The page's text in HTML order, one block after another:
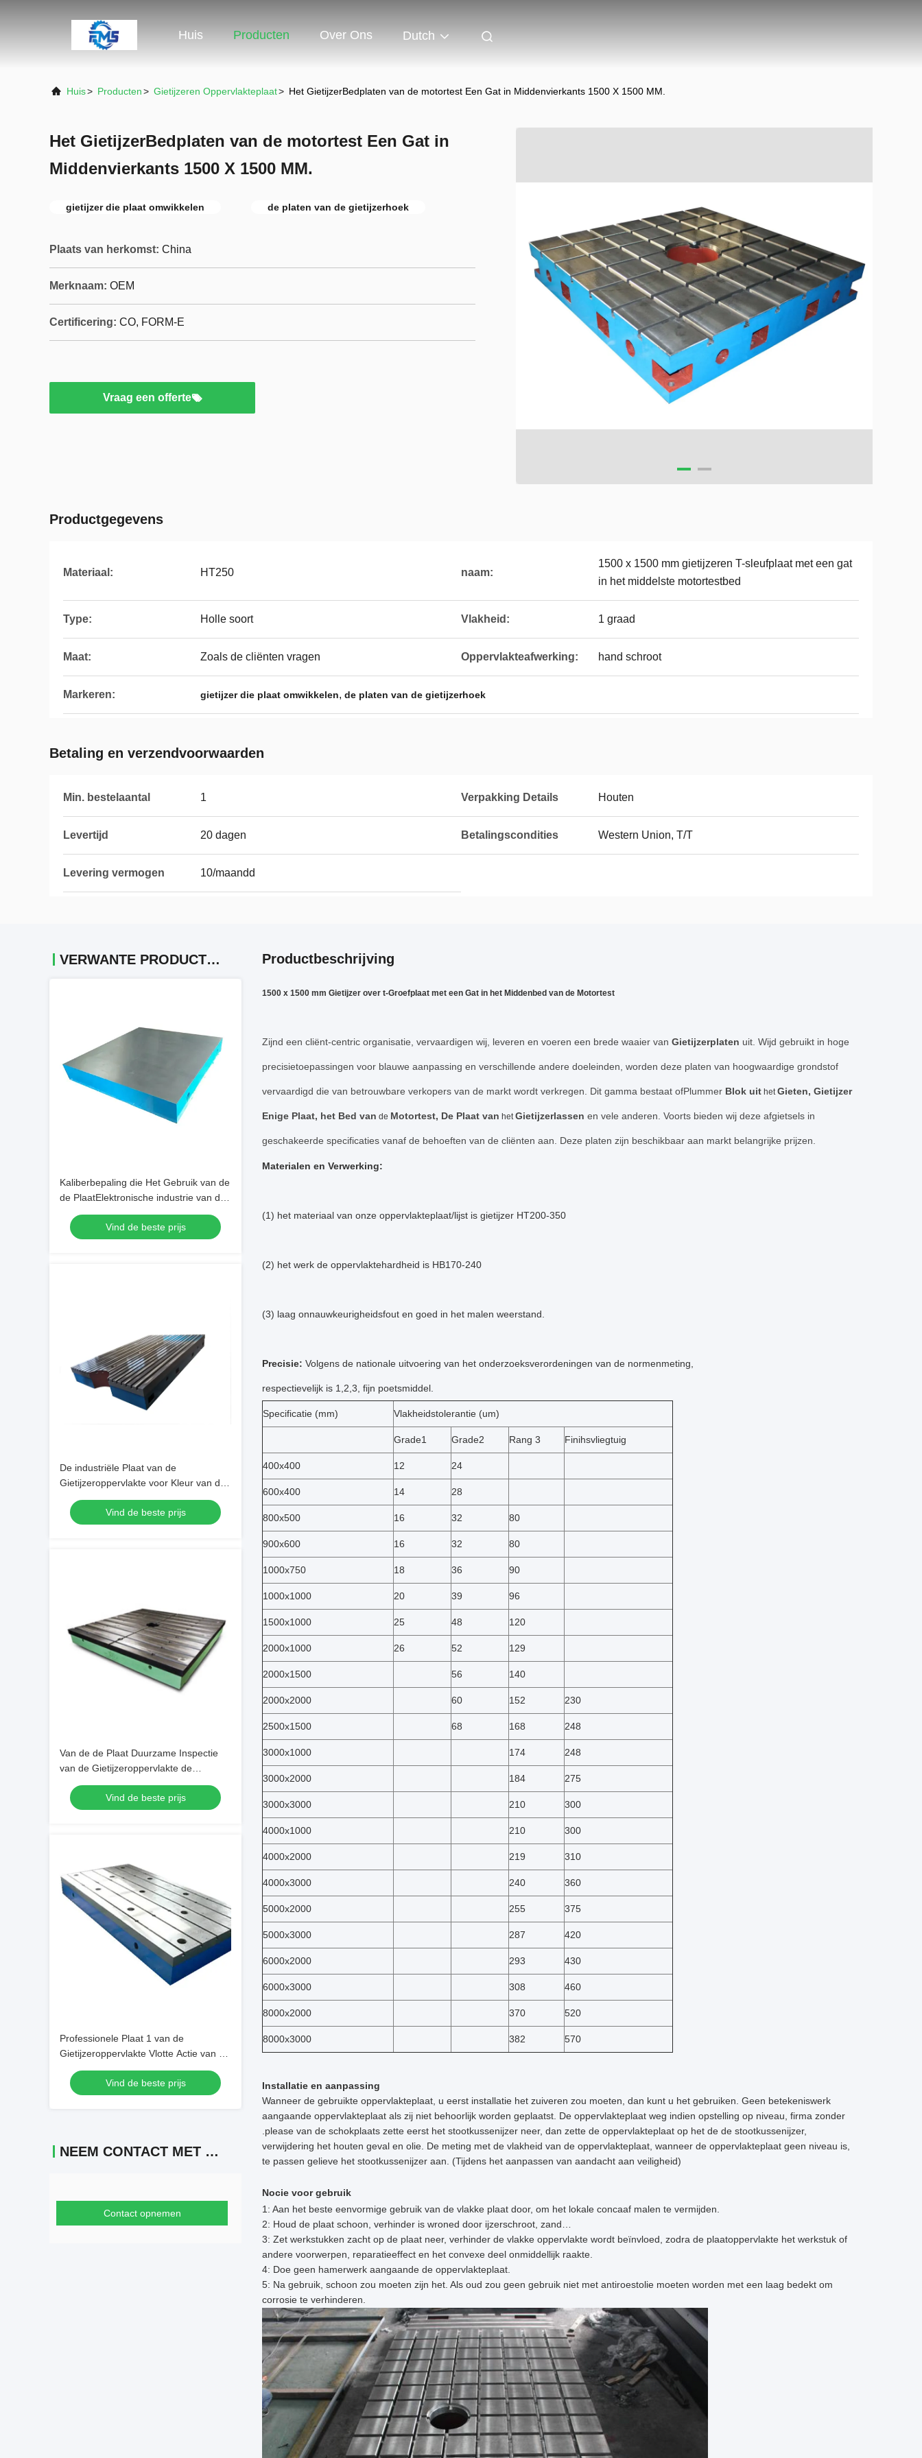
Huis Producten Over Ons Dutch
Huis> Producten> Gietijzeren Oppervlakteplaat> Het GietijzerBedplaten van de motortest Een Gat in Middenvierkants 1500 X 1500 MM.
Het GietijzerBedplaten van de motortest Een Gat in
Middenvierkants 1500 X 1500 MM.
gietijzer die plaat omwikkelen de platen van de gietijzerhoek
Plaats van herkomst: China
Merknaam: OEM
Certificering: CO, FORM-E
Vraag een offerte
Productgegevens
Materiaal: HT250 naam:
1500 x 1500 mm gietijzeren T-sleufplaat met een gat
in het middelste motortestbed
Type: Holle soort Vlakheid: 1 graad
Maat: Zoals de cliënten vragen Oppervlakteafwerking: hand schroot
Markeren: gietijzer die plaat omwikkelen, de platen van de gietijzerhoek
Betaling en verzendvoorwaarden
Min. bestelaantal 1 Verpakking Details Houten
Levertijd 20 dagen Betalingscondities Western Union, T/T
Levering vermogen 10/maandd
VERWANTE PRODUCTEN
Kaliberbepaling die Het Gebruik van de
de PlaatElektronische industrie van de
Gietijzeroppervlakte machinaal
bewerken
Vind de beste prijs
De industriële Plaat van de
Gietijzeroppervlakte voor Kleur van de
het Bed de Aangepaste Vorm van de
Motortest
Vind de beste prijs
Van de de Plaat Duurzame Inspectie
van de Gietijzeroppervlakte de
Oppervlakteplaten met hoge weerstand
Vind de beste prijs
Professionele Plaat 1 van de
Gietijzeroppervlakte Vlotte Actie van de
Rang de Hoge Vlakheid
Vind de beste prijs
NEEM CONTACT MET ONS OP
Contact opnemen
Productbeschrijving
1500 x 1500 mm Gietijzer over t-Groefplaat met een Gat in het Middenbed van de Motortest
Zijnd een cliënt-centric organisatie, vervaardigen wij, leveren en voeren een brede waaier van Gietijzerplaten uit. Wijd gebruikt in hoge
precisietoepassingen voor blauwe aanpassing en verschillende andere doeleinden, worden deze platen van hoogwaardige grondstof
vervaardigd die van betrouwbare verkopers van de markt wordt verkregen. Dit gamma bestaat ofPlummer Blok uit hetGieten, Gietijzer
Enige Plaat, het Bed van de Motortest, De Plaat van hetGietijzerlassen en vele anderen. Voorts bieden wij deze afgietsels in
geschakeerde specificaties vanaf de behoeften van de cliënten aan. Deze platen zijn beschikbaar aan markt belangrijke prijzen.
Materialen en Verwerking:
(1) het materiaal van onze oppervlakteplaat/lijst is gietijzer HT200-350
(2) het werk de oppervlaktehardheid is HB170-240
(3) laag onnauwkeurigheidsfout en goed in het malen weerstand.
Precisie: Volgens de nationale uitvoering van het onderzoeksverordeningen van de normenmeting,
respectievelijk is 1,2,3, fijn poetsmiddel.
Specificatie (mm) Vlakheidstolerantie (um)
Grade1 Grade2 Rang 3 Finihsvliegtuig
400x400 12 24
600x400 14 28
800x500 16 32 80
900x600 16 32 80
1000x750 18 36 90
1000x1000 20 39 96
1500x1000 25 48 120
2000x1000 26 52 129
2000x1500 56 140
2000x2000 60 152 230
2500x1500 68 168 248
3000x1000 174 248
3000x2000 184 275
3000x3000 210 300
4000x1000 210 300
4000x2000 219 310
4000x3000 240 360
5000x2000 255 375
5000x3000 287 420
6000x2000 293 430
6000x3000 308 460
8000x2000 370 520
8000x3000 382 570
Installatie en aanpassing
Wanneer de gebruikte oppervlakteplaat, u eerst installatie het zuiveren zou moeten, dan kunt u het gebruiken. Geen betekeniswerk
aangaande oppervlakteplaat als zij niet behoorlijk worden geplaatst. De oppervlakteplaat weg indien opstelling op niveau, firma zonder
.please van de schokplaats zette eerst het stootkussenijzer neer, dan zette de oppervlakteplaat op het de de stootkussenijzer,
verwijdering het houten geval en olie. De meting met de vlakheid van de oppervlakteplaat, wanneer de oppervlakteplaat geen niveau is,
te passen gelieve het stootkussenijzer aan. (Tijdens het aanpassen van aandacht aan veiligheid)
Nocie voor gebruik
1: Aan het beste eenvormige gebruik van de vlakke plaat door, om het lokale concaaf malen te vermijden.
2: Houd de plaat schoon, verhinder is wroned door ijzerschroot, zand…
3: Zet werkstukken zacht op de plaat neer, verhinder de vlakke oppervlakte wordt beïnvloed, zodra de plaatoppervlakte het werkstuk of
andere voorwerpen, reparatieeffect en het convexe deel onmiddellijk raakte.
4: Doe geen hamerwerk aangaande de oppervlakteplaat.
5: Na gebruik, schoon zou moeten zijn het. Als oud zou geen gebruik niet met antiroestolie moeten worden met een laag bedekt om
corrosie te verhinderen.